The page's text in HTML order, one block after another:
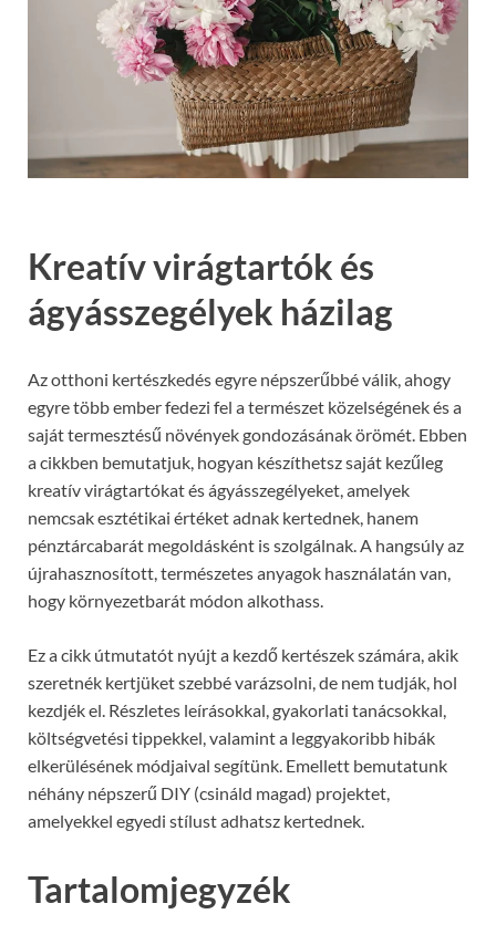
Kreatív virágtartók és
ágyásszegélyek házilag
Az otthoni kertészkedés egyre népszerűbbé válik, ahogy
egyre több ember fedezi fel a természet közelségének és a
saját termesztésű növények gondozásának örömét. Ebben
a cikkben bemutatjuk, hogyan készíthetsz saját kezűleg
kreatív virágtartókat és ágyásszegélyeket, amelyek
nemcsak esztétikai értéket adnak kertednek, hanem
pénztárcabarát megoldásként is szolgálnak. A hangsúly az
újrahasznosított, természetes anyagok használatán van,
hogy környezetbarát módon alkothass.
Ez a cikk útmutatót nyújt a kezdő kertészek számára, akik
szeretnék kertjüket szebbé varázsolni, de nem tudják, hol
kezdjék el. Részletes leírásokkal, gyakorlati tanácsokkal,
költségvetési tippekkel, valamint a leggyakoribb hibák
elkerülésének módjaival segítünk. Emellett bemutatunk
néhány népszerű DIY (csináld magad) projektet,
amelyekkel egyedi stílust adhatsz kertednek.
Tartalomjegyzék